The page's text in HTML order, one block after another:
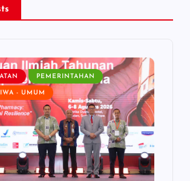
PEMERINTAHAN
- UMUM